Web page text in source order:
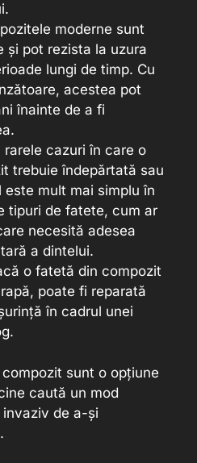
moderne sunt
și pot rezista la uzura
lungi de timp. Cu
acestea pot
înainte de a fi
rarele cazuri în care o
trebuie îndepărtată sau
mult mai simplu în
tipuri de fatete, cum ar
necesită adesea
a dintelui.
o fatetă din compozit
poate fi reparată
în cadrul unei
sunt o opțiune
caută un mod
de a-și